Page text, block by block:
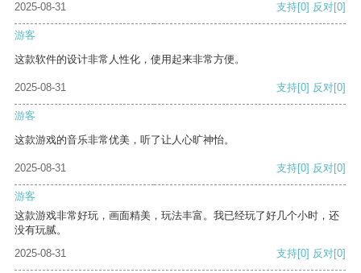
2025-08-31
支持[0] 反对[0]
游客
这款软件的设计非常人性化，使用起来非常方便。
2025-08-31 支持[0] 反对[0]
游客
这款游戏的音乐非常优美，听了让人心旷神怡。
2025-08-31 支持[0] 反对[0]
游客
这款游戏非常好玩，画面精美，玩法丰富。我已经玩了好几个小时，还
没有玩腻。
2025-08-31
支持[0] 反对[0]